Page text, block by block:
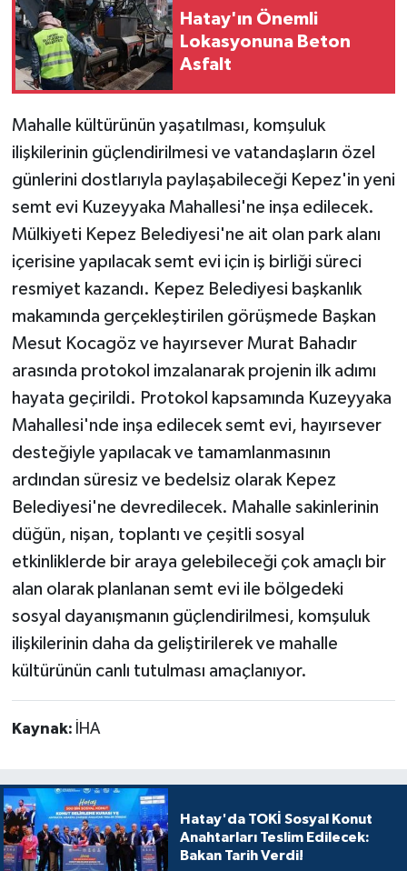
Hatay'ın Önemli
Lokasyonuna Beton
Asfalt
Mahalle kültürünün yaşatılması, komşuluk
ilişkilerinin güçlendirilmesi ve vatandaşların özel
günlerini dostlarıyla paylaşabileceği Kepez'in yeni
semt evi Kuzeyyaka Mahallesi'ne inşa edilecek.
Mülkiyeti Kepez Belediyesi'ne ait olan park alanı
içerisine yapılacak semt evi için iş birliği süreci
resmiyet kazandı. Kepez Belediyesi başkanlık
makamında gerçekleştirilen görüşmede Başkan
Mesut Kocagöz ve hayırsever Murat Bahadır
arasında protokol imzalanarak projenin ilk adımı
hayata geçirildi. Protokol kapsamında Kuzeyyaka
Mahallesi'nde inşa edilecek semt evi, hayırsever
desteğiyle yapılacak ve tamamlanmasının
ardından süresiz ve bedelsiz olarak Kepez
Belediyesi'ne devredilecek. Mahalle sakinlerinin
düğün, nişan, toplantı ve çeşitli sosyal
etkinliklerde bir araya gelebileceği çok amaçlı bir
alan olarak planlanan semt evi ile bölgedeki
sosyal dayanışmanın güçlendirilmesi, komşuluk
ilişkilerinin daha da geliştirilerek ve mahalle
kültürünün canlı tutulması amaçlanıyor.
Kaynak: İHA
Hatay'da TOKİ Sosyal Konut
Anahtarları Teslim Edilecek:
Bakan Tarih Verdi!